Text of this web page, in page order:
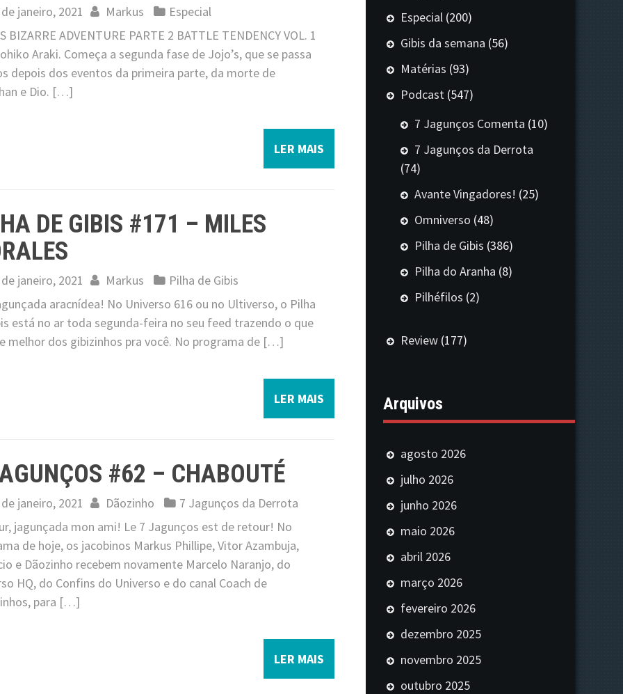
janeiro, 2021 Markus
Especial
BIZARRE ADVENTURE PARTE 2 BATTLE TENDENCY VOL. 1
Araki. Começa a segunda fase de Jojo’s, que se passa
depois dos eventos da primeira parte, da morte de
e Dio. […]
LER MAIS
DE GIBIS #171 – MILES
janeiro, 2021 Markus
Pilha de Gibis
aracnídea! No Universo 616 ou no Ultiverso, o Pilha
está no ar toda segunda-feira no seu feed trazendo o que
melhor dos gibizinhos pra você. No programa de […]
LER MAIS
#62 – CHABOUTÉ
janeiro, 2021 Dãozinho
7 Jagunços da Derrota
jagunçada mon ami! Le 7 Jagunços est de retour! No
de hoje, os jacobinos Markus Phillipe, Vitor Azambuja,
e Dãozinho recebem novamente Marcelo Naranjo, do
HQ, do Confins do Universo e do canal Coach de
para […]
LER MAIS
Especial (200)
Gibis da semana (56)
Matérias (93)
Podcast (547)
7 Jagunços Comenta (10)
7 Jagunços da Derrota
(74)
Avante Vingadores! (25)
Omniverso (48)
Pilha de Gibis (386)
Pilha do Aranha (8)
Pilhéfilos (2)
Review (177)
Arquivos
agosto 2026
julho 2026
junho 2026
maio 2026
abril 2026
março 2026
fevereiro 2026
dezembro 2025
novembro 2025
outubro 2025